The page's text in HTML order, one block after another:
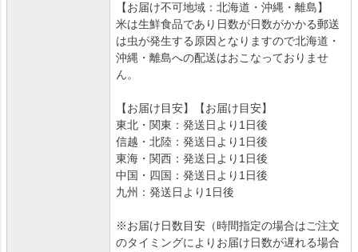
【お届け不可地域：北海道・沖縄・離島】
米は生鮮食品であり日数が日数がかかる郵送
は虫が発生する原因となりますので北海道・
沖縄・離島への配送はおこなっておりませ
ん。
【お届け目安】【お届け目安】
東北・関東：発送日より1日後
信越・北陸：発送日より1日後
東海・関西：発送日より1日後
中国・四国：発送日より1日後
九州：発送日より1日後
※お届け日数目安（時間指定の場合はご注文
のタイミングによりお届け日数が遅れる場合